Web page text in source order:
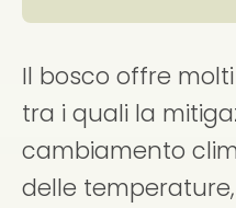
Il bosco offre
tra i quali la
cambiamento
delle